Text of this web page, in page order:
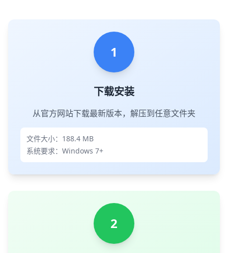
1
下载安装
从官方网站下载最新版本，解压到任意文件夹
文件大小：188.4 MB
系统要求：Windows 7+
2